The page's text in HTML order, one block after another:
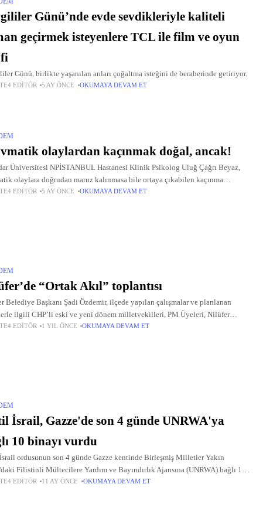
Günü’nde evde sevdikleriyle kaliteli
geçirmek isteyenlere TCL ile film ve oyun
Günü, birlikte yaşanılan anları çoğaltma isteğini de beraberinde getiriyor.
EDITÖR 5 AY ÖNCE OKUMAYA DEVAM ET
olaylardan kaçınmak doğal, ancak!
Üniversitesi NPİSTANBUL Hastanesi Klinik Psikolog Uluğ Çağrı Beyaz,
olaylara doğrudan maruz kalınmasa bile ortaya çıkabilen kaçınma
nedenleri, türleri ve etkileri hakkında açıklamalarda bulundu.
EDITÖR 5 AY ÖNCE OKUMAYA DEVAM ET
“Ortak Akıl” toplantısı
Belediye Başkanı Şadi Özdemir, ilçede yapılan çalışmalar ve planlanan
ilgili CHP’li eski ve yeni dönem milletvekilleri, PM Üyeleri, Nilüfer
Meclisi Üyeleri ve CHP İlçe Başkanı’nın katılımıyla “Ortak
EDITÖR 1 YIL ÖNCE OKUMAYA DEVAM ET
İsrail, Gazze'de son 4 günde UNRWA'ya
10 binayı vurdu
ordusunun son 4 günde Gazze kentinde Birleşmiş Milletler Yakın
Filistinli Mültecilere Yardım ve Bayındırlık Ajansına (UNRWA) bağlı 10
bombaladığı belirtildi.15/09/2025 01:32© TRT HABER Kaynak : TRT
EDITÖR 11 AY ÖNCE OKUMAYA DEVAM ET